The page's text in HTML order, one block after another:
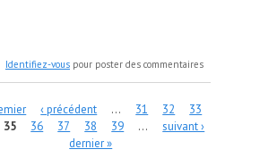
L'hirondelle fait le printemps:couloir W de
Identifiez-vous pour poster des commentaires
‹ précédent … 31 32
33
35 36 37 38 39 …
suivant ›
dernier »